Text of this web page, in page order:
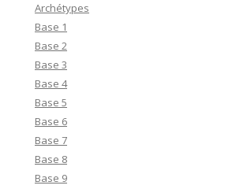
Archétypes
Base 1
Base 2
Base 3
Base 4
Base 5
Base 6
Base 7
Base 8
Base 9